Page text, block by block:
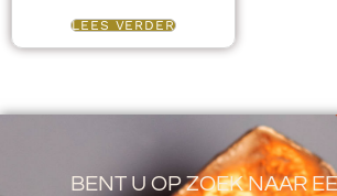
LEES VERDER
BENT U OP ZOEK NAAR